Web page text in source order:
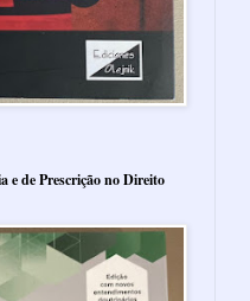
e de Prescrição no Direito